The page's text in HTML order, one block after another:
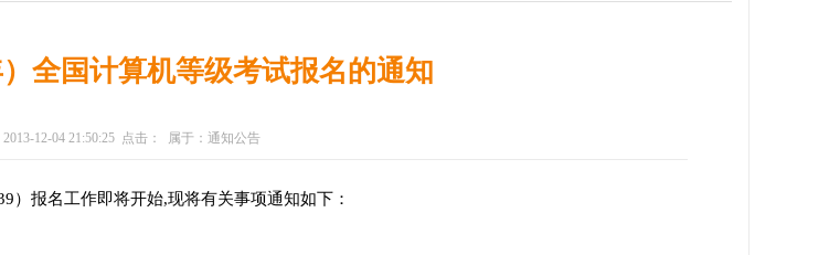
全国计算机等级考试报名的通知
2013-12-04 21:50:25 点击： 属于： 通知公告
）报名工作即将开始,现将有关事项通知如下：